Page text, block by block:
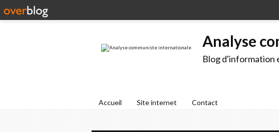
Analyse
Blog d'information
Accueil Site internet Contact